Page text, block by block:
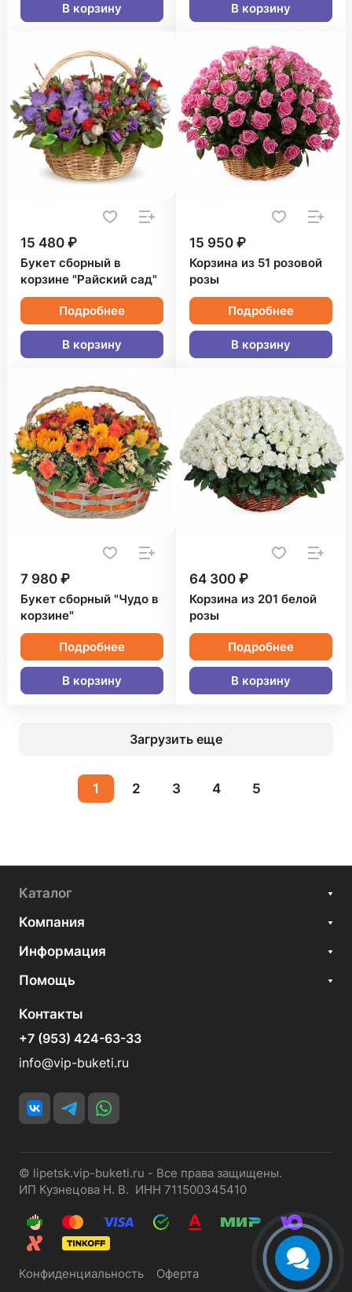
В корзину В корзину
15 480 ₽
Букет сборный в
корзине "Райский сад"
Подробнее
В корзину
15 950 ₽
Корзина из 51 розовой
розы
Подробнее
В корзину
7 980 ₽
Букет сборный "Чудо в
корзине"
Подробнее
В корзину
64 300 ₽
Корзина из 201 белой
розы
Подробнее
В корзину
Загрузить еще
1 2 3 4 5
Каталог
Компания
Информация
Помощь
Контакты
+7 (953) 424-63-33
info@vip-buketi.ru
© lipetsk.vip-buketi.ru - Все права защищены.
ИП Кузнецова Н. В. ИНН 711500345410
Конфиденциальность Оферта